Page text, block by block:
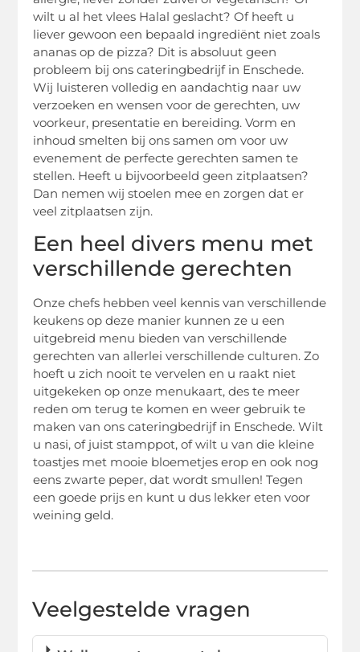
wilt u al het vlees Halal geslacht? Of heeft u
liever gewoon een bepaald ingrediënt niet zoals
ananas op de pizza? Dit is absoluut geen
probleem bij ons cateringbedrijf in Enschede.
Wij luisteren volledig en aandachtig naar uw
verzoeken en wensen voor de gerechten, uw
voorkeur, presentatie en bereiding. Vorm en
inhoud smelten bij ons samen om voor uw
evenement de perfecte gerechten samen te
stellen. Heeft u bijvoorbeeld geen zitplaatsen?
Dan nemen wij stoelen mee en zorgen dat er
veel zitplaatsen zijn.
Een heel divers menu met
verschillende gerechten
Onze chefs hebben veel kennis van verschillende
keukens op deze manier kunnen ze u een
uitgebreid menu bieden van verschillende
gerechten van allerlei verschillende culturen. Zo
hoeft u zich nooit te vervelen en u raakt niet
uitgekeken op onze menukaart, des te meer
reden om terug te komen en weer gebruik te
maken van ons cateringbedrijf in Enschede. Wilt
u nasi, of juist stamppot, of wilt u van die kleine
toastjes met mooie bloemetjes erop en ook nog
eens zwarte peper, dat wordt smullen! Tegen
een goede prijs en kunt u dus lekker eten voor
weining geld.
Veelgestelde vragen